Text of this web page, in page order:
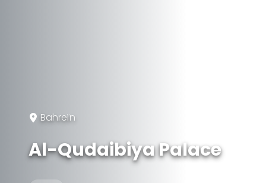
Bahreïn
Al-Qudaibiya Palace